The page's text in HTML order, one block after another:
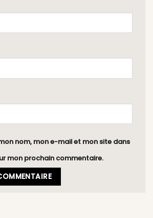
nom, mon e-mail et mon site dans
mon prochain commentaire.